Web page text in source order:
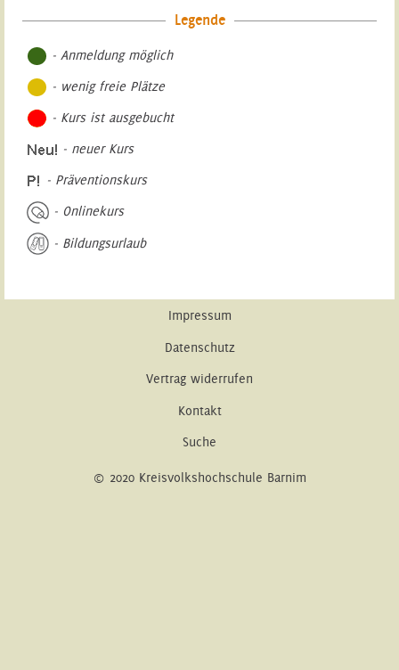
Legende
- Anmeldung möglich
- wenig freie Plätze
- Kurs ist ausgebucht
- neuer Kurs
- Präventionskurs
- Onlinekurs
- Bildungsurlaub
Impressum
Datenschutz
Vertrag widerrufen
Kontakt
Suche
© 2020 Kreisvolkshochschule Barnim